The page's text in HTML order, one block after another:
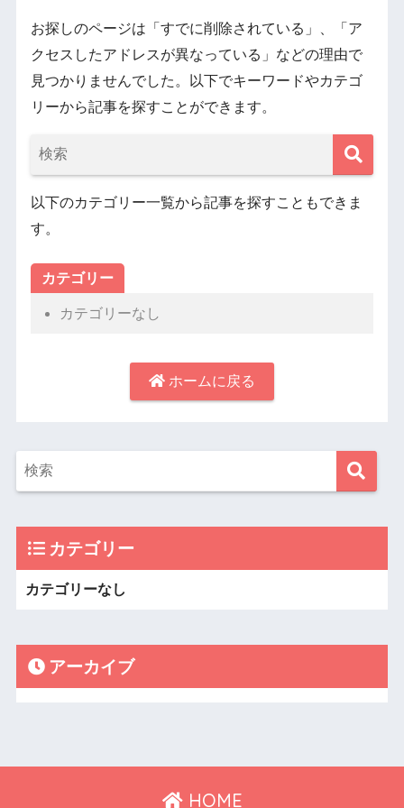
お探しのページは「すでに削除されている」、「ア
クセスしたアドレスが異なっている」などの理由で
見つかりませんでした。以下でキーワードやカテゴ
リーから記事を探すことができます。
以下のカテゴリー一覧から記事を探すこともできま
す。
カテゴリー
カテゴリーなし
ホームに戻る
カテゴリー
カテゴリーなし
アーカイブ
HOME